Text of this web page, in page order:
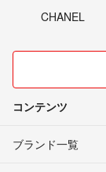
CHANEL
コンテンツ
ブランド一覧